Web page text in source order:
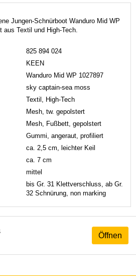
Jungen-Schnürboot Wanduro Mid WP
aus Textil und High-Tech.
825 894 024
KEEN
Wanduro Mid WP 1027897
sky captain-sea moss
Textil, High-Tech
Mesh, tw. gepolstert
Mesh, Fußbett, gepolstert
Gummi, angeraut, profiliert
ca. 2,5 cm, leichter Keil
ca. 7 cm
mittel
bis Gr. 31 Klettverschluss, ab Gr.
32 Schnürung, non marking
Öffnen